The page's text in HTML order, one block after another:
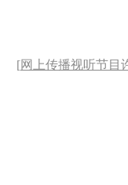
[网上传播视听节目